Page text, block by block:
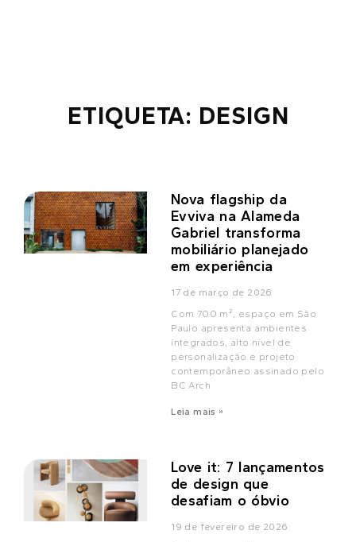
ETIQUETA: DESIGN
Nova flagship da
Evviva na Alameda
Gabriel transforma
mobiliário planejado
em experiência
17 de março de 2026
Com 700 m², espaço em São
Paulo apresenta ambientes
integrados, alto nível de
personalização e projeto
contemporâneo assinado pelo
BC Arch
Leia mais »
Love it: 7 lançamentos
de design que
desafiam o óbvio
19 de fevereiro de 2026